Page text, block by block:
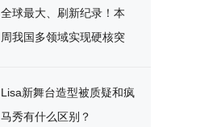
全球最大、刷新纪录！本
周我国多领域实现硬核突
Lisa新舞台造型被质疑和疯
马秀有什么区别？